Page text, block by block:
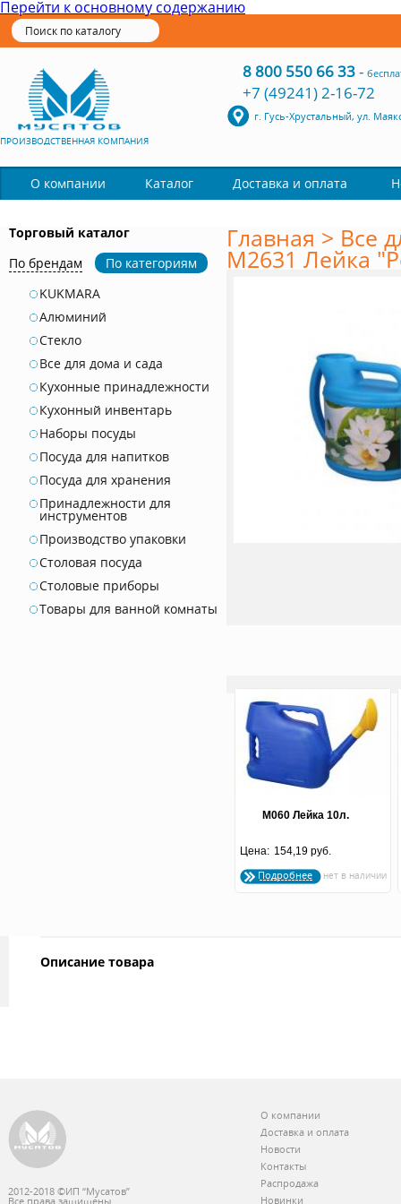
Перейти к основному содержанию
ПРОИЗВОДСТВЕННАЯ КОМПАНИЯ
8 800 550 66 33-
+7 (49241) 2-16-72
г. Гусь-Хрустальный, ул.
О компании Каталог Доставка и оплата
Торговый каталог
По брендам
По категориям
KUKMARA
Алюминий
Стекло
Все для дома и сада
Кухонные принадлежности
Кухонный инвентарь
Наборы посуды
Посуда для напитков
Посуда для хранения
Принадлежности для
инструментов
Производство упаковки
Столовая посуда
Столовые приборы
Товары для ванной комнаты
Главная > Все
М2631 Лейка
М060 Лейка 10л.
Цена: 154,19 руб.
Подробнее
Описание товара
2012-2018 ©ИП “Мусатов”
Все права защищены
О компании
Доставка и оплата
Новости
Контакты
Распродажа
Новинки